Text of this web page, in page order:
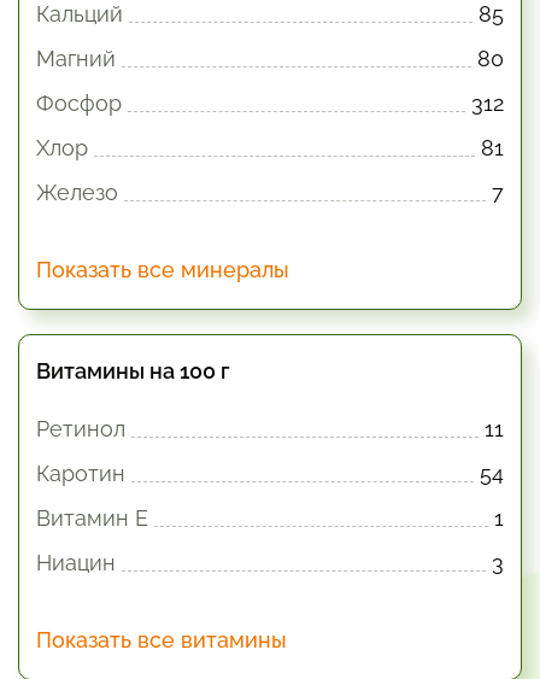
Кальций
85
Магний
80
Фосфор
312
Хлор
81
Железо
7
Показать все минералы
Витамины на 100 г
Ретинол
11
Каротин
54
Витамин E
1
Ниацин
3
Показать все витамины